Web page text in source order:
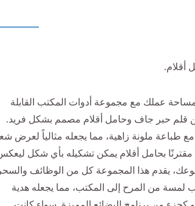
أقلام.
عملك مع مجموعة أدوات المكتب القابلة
قلم حبر جاف وحامل أقلام مصمم بشكل فريد.
طباعة ملونة زاهية، مما يجعله مثالياً لعرض
مقترنًا بحامل أقلام يمكن تشكيله بأي شكل
يقدم هذا المجموعة كل من الوظائف
لمسة من المرح إلى المكتب، مما يجعله هدية